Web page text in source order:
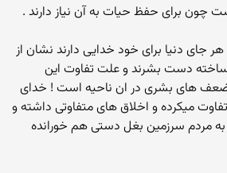
چون برای حفظ حیات به آن نیاز دارند .
هر جای دنیا برای خود خدایی دارند نشان از
ساخته دست بشرند و علت تفاوت این
ضعف های بشری در ان ناحیه است ! خدای
میکرده و اخلاق های متفاوتی داشته و
مردم سرزمین بغل دستی هم خورانده